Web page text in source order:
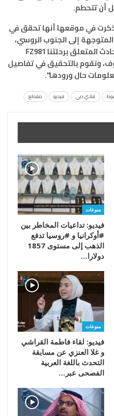
أن تتحطم.
فذكرت في موقعها أنها تحقق في
إلى الجنوب الروسي،
شارحة أنها: “على علم بالحادث المتعلق برحلتنا FZ981
ونقوم بالتحقيق في تفاصيل
حال ورودها”.
فلاي دبي فيديو مقطع
منوعات
فيديو: تداعيات المخاطر بين
#أوكرانيا و #روسيا تدفع
الذهب إلى مستوى 1857
دولارا…
منوعات
فيديو: لقاء فاطمة القراشي
و غلا العنزي عن مسابقة
التحدث باللغة العربية
الفصحى عبر…